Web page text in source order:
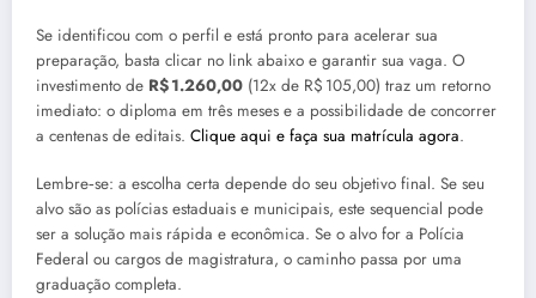
Se identificou com o perfil e está pronto para acelerar sua
preparação, basta clicar no link abaixo e garantir sua vaga. O
investimento de R$ 1.260,00 (12x de R$ 105,00) traz um retorno
imediato: o diploma em três meses e a possibilidade de concorrer
a centenas de editais. Clique aqui e faça sua matrícula agora.
Lembre‑se: a escolha certa depende do seu objetivo final. Se seu
alvo são as polícias estaduais e municipais, este sequencial pode
ser a solução mais rápida e econômica. Se o alvo for a Polícia
Federal ou cargos de magistratura, o caminho passa por uma
graduação completa.